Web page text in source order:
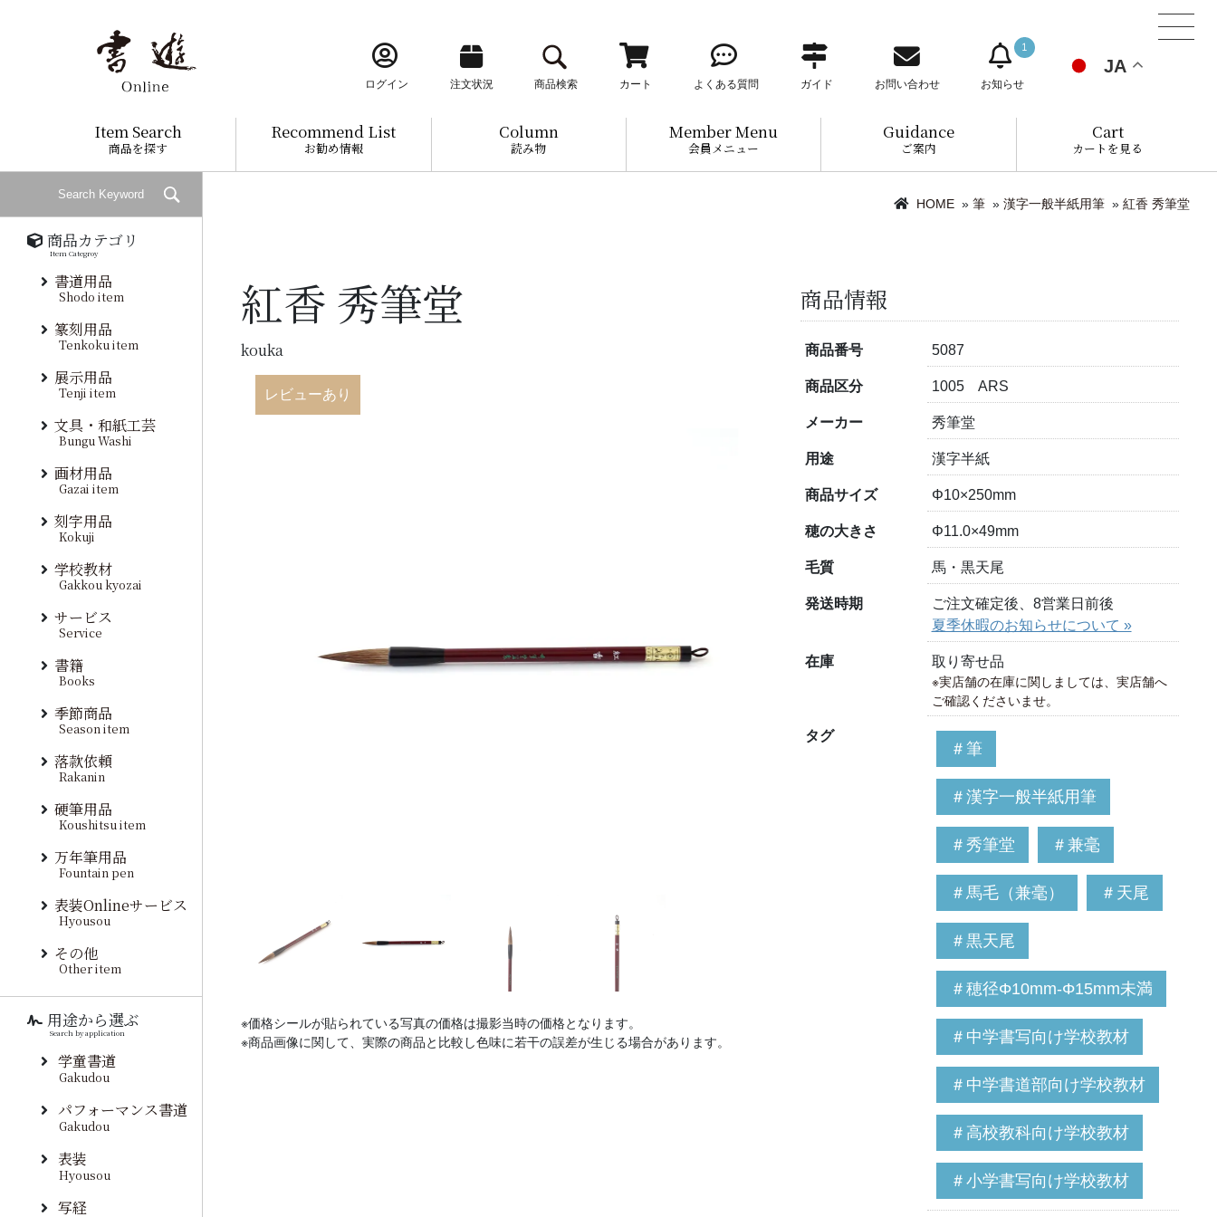
ログイン 注文状況 商品検索 カート よくある質問 ガイド お問い合わせ
1
お知らせ
JA
Item Search
商品を探す
Recommend List
お勧め情報
Column
読み物
Member Menu
会員メニュー
Guidance
ご案内
Cart
カートを見る
HOME » 筆 » 漢字一般半紙用筆 » 紅香 秀筆堂
紅香 秀筆堂
kouka
レビューあり
※価格シールが貼られている写真の価格は撮影当時の価格となります。
※商品画像に関して、実際の商品と比較し色味に若干の誤差が生じる場合があります。
商品情報
商品番号 5087
商品区分 1005 ARS
メーカー 秀筆堂
用途 漢字半紙
商品サイズ Φ10×250mm
穂の大きさ Φ11.0×49mm
毛質 馬・黒天尾
発送時期
ご注文確定後、8営業日前後
夏季休暇のお知らせについて »
在庫 取り寄せ品
※実店舗の在庫に関しましては、実店舗へ
ご確認くださいませ。
タグ
＃筆
＃漢字一般半紙用筆
＃秀筆堂 ＃兼毫
＃馬毛（兼毫） ＃天尾
＃黒天尾
＃穂径Φ10mm-Φ15mm未満
＃中学書写向け学校教材
＃中学書道部向け学校教材
＃高校教科向け学校教材
＃小学書写向け学校教材
商品カテゴリ
Item Categroy
書道用品
Shodo item
篆刻用品
Tenkoku item
展示用品
Tenji item
文具・和紙工芸
Bungu Washi
画材用品
Gazai item
刻字用品
Kokuji
学校教材
Gakkou kyozai
サービス
Service
書籍
Books
季節商品
Season item
落款依頼
Rakanin
硬筆用品
Koushitsu item
万年筆用品
Fountain pen
表装Onlineサービス
Hyousou
その他
Other item
用途から選ぶ
Search by application
学童書道
Gakudou
パフォーマンス書道
Gakudou
表装
Hyousou
写経